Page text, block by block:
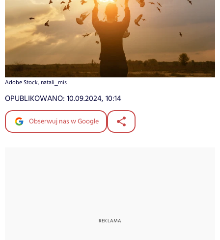
Adobe Stock, natali_mis
OPUBLIKOWANO: 10.09.2024, 10:14
Obserwuj nas w Google